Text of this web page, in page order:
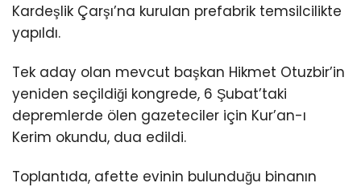
Kardeşlik Çarşı’na kurulan prefabrik temsilcilikte
yapıldı.
Tek aday olan mevcut başkan Hikmet Otuzbir’in
yeniden seçildiği kongrede, 6 Şubat’taki
depremlerde ölen gazeteciler için Kur’an-ı
Kerim okundu, dua edildi.
Toplantıda, afette evinin bulunduğu binanın